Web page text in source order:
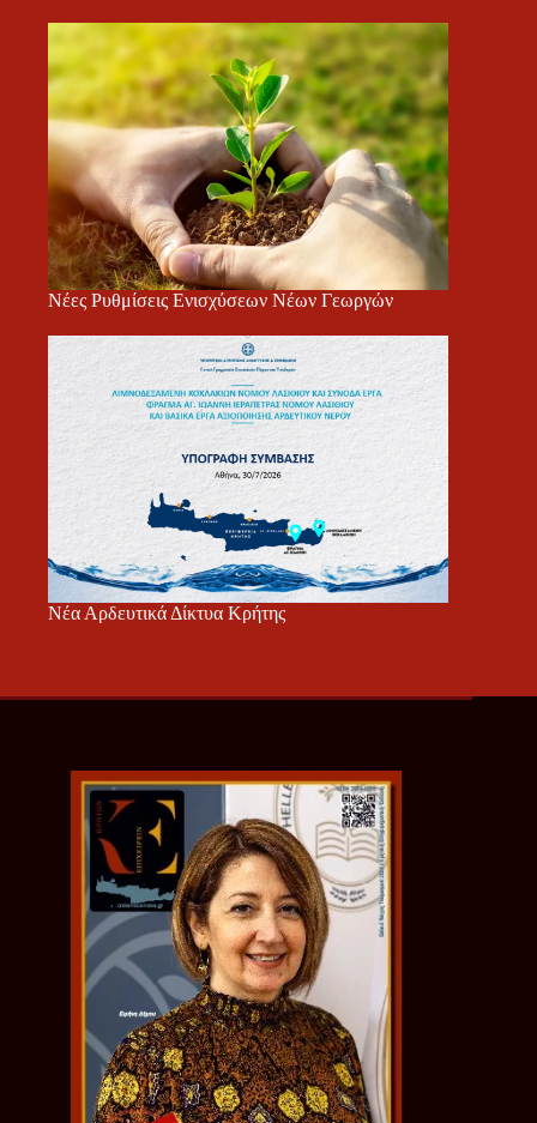
Νέες Ρυθμίσεις Ενισχύσεων Νέων Γεωργών
Νέα Αρδευτικά Δίκτυα Κρήτης